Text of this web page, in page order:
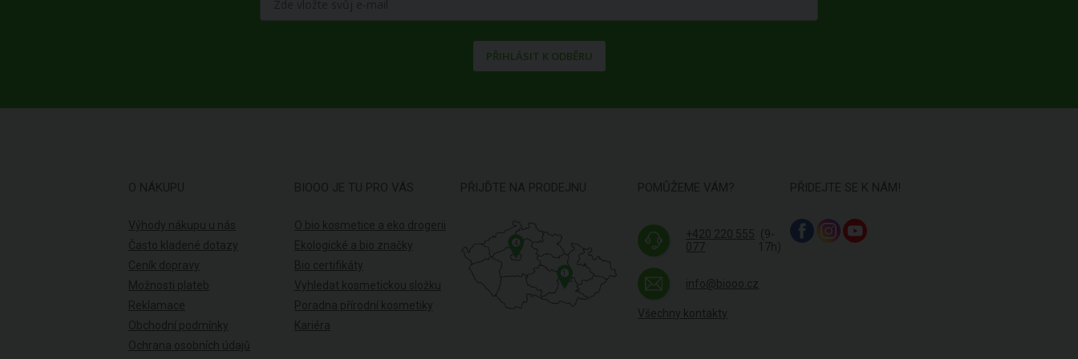
PŘIHLÁSIT K ODBĚRU
O NÁKUPU
Výhody nákupu u nás
Často kladené dotazy
Ceník dopravy
Možnosti plateb
Reklamace
Obchodní podmínky
Ochrana osobních údajů
BIOOO JE TU PRO VÁS
O bio kosmetice a eko drogerii
Ekologické a bio značky
Bio certifikáty
Vyhledat kosmetickou složku
Poradna přírodní kosmetiky
Kariéra
PŘIJĎTE NA PRODEJNU
4
POMŮŽEME VÁM?
+420 220 555
077
(9-
17h)
info@biooo.cz
Všechny kontakty
PŘIDEJTE SE K NÁM!